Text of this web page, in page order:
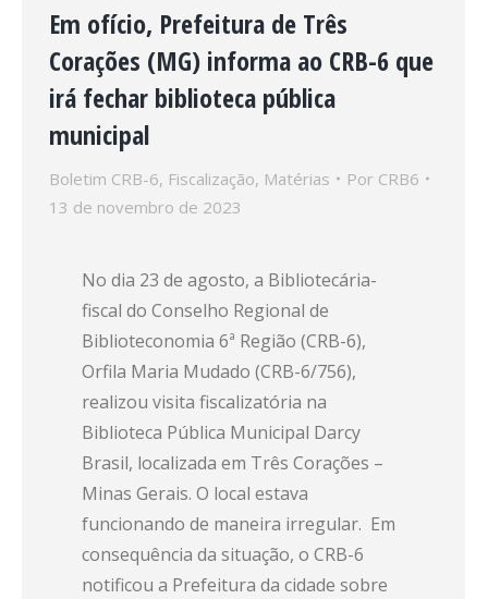
Em ofício, Prefeitura de Três
Corações (MG) informa ao CRB-6 que
irá fechar biblioteca pública
municipal
Boletim CRB-6, Fiscalização, Matérias Por CRB6
13 de novembro de 2023
No dia 23 de agosto, a Bibliotecária-
fiscal do Conselho Regional de
Biblioteconomia 6ª Região (CRB-6),
Orfila Maria Mudado (CRB-6/756),
realizou visita fiscalizatória na
Biblioteca Pública Municipal Darcy
Brasil, localizada em Três Corações –
Minas Gerais. O local estava
funcionando de maneira irregular. Em
consequência da situação, o CRB-6
notificou a Prefeitura da cidade sobre